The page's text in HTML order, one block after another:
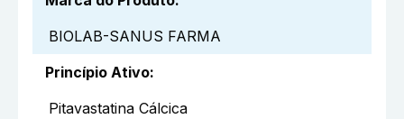
BIOLAB-SANUS FARMA
Princípio Ativo:
Pitavastatina Cálcica